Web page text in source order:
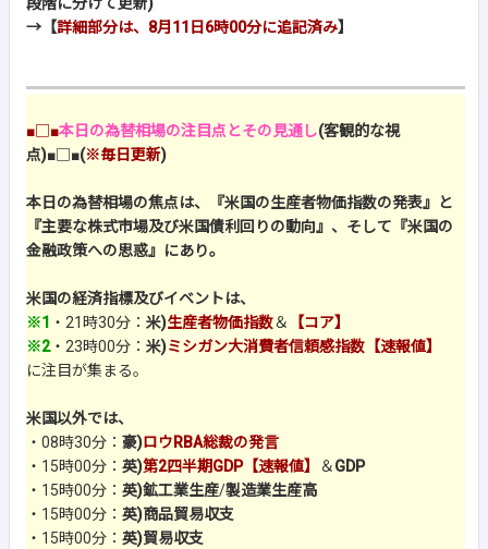
段階に分けて更新)
→【詳細部分は、8月11日6時00分に追記済み】
■□■本日の為替相場の注目点とその見通し(客観的な視
点)■□■(※毎日更新)
本日の為替相場の焦点は、『米国の生産者物価指数の発表』と
『主要な株式市場及び米国債利回りの動向』、そして『米国の
金融政策への思惑』にあり。
米国の経済指標及びイベントは、
※1 ・21時30分： 米)生産者物価指数＆
【コア】
※2・23時00分： 米)ミシガン大消費者信頼感指数【速報値】
に注目が集まる。
米国以外では、
・08時30分： 豪)ロウRBA総裁の発言
・15時00分： 英)第2四半期GDP【速報値】 ＆GDP
・15時00分： 英)鉱工業生産/製造業生産高
・15時00分： 英)商品貿易収支
・15時00分： 英)貿易収支